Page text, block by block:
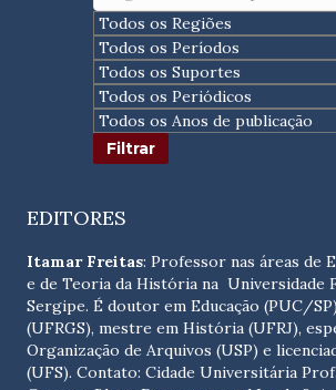
EDITORES
Itamar Freitas: Professor nas áreas de
e de Teoria da História na Universidade
Sergipe. É doutor em Educação (PUC/
(UFRGS), mestre em História (UFRJ),
Organização de Arquivos (USP) e
(UFS). Contato: Cidade Universitária